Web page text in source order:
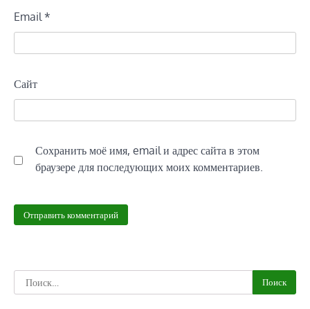
Email*
Сайт
Сохранить моё имя, email и адрес сайта в этом
браузере для последующих моих комментариев.
Найти: